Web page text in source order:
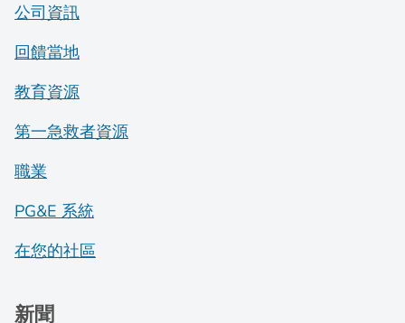
公司資訊
回饋當地
教育資源
第一急救者資源
職業
PG&E 系統
在您的社區
新聞